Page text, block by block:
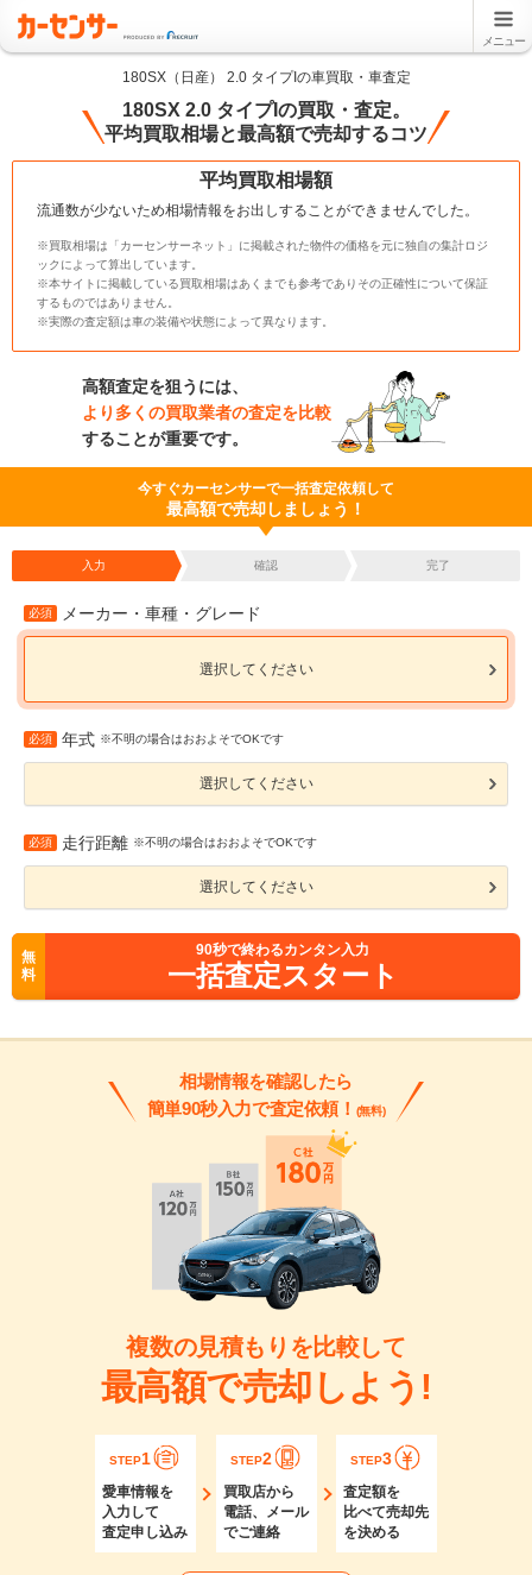
メニュー
180SX（日産） 2.0 タイプIの車買取・車査定
180SX 2.0 タイプIの買取・査定。
平均買取相場と最高額で売却するコツ
平均買取相場額
流通数が少ないため相場情報をお出しすることができませんでした。
※買取相場は「カーセンサーネット」に掲載された物件の価格を元に独自の集計ロジ
ックによって算出しています。
※本サイトに掲載している買取相場はあくまでも参考でありその正確性について保証
するものではありません。
※実際の査定額は車の装備や状態によって異なります。
高額査定を狙うには、
より多くの買取業者の査定を比較
することが重要です。
今すぐカーセンサーで一括査定依頼して
最高額で売却しましょう！
入力 確認 完了
必須 メーカー・車種・グレード
選択してください
必須 年式 ※不明の場合はおおよそでOKです
選択してください
必須 走行距離 ※不明の場合はおおよそでOKです
選択してください
無
料
90秒で終わるカンタン入力
一括査定スタート
相場情報を確認したら
簡単90秒入力で査定依頼！ (無料)
複数の見積もりを比較して
最高額で売却しよう!
STEP1
愛車情報を
入力して
査定申し込み
STEP2
買取店から
電話、メール
でご連絡
STEP3
査定額を
比べて売却先
を決める